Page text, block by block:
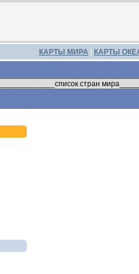
КАРТЫ МИРА КАРТЫ